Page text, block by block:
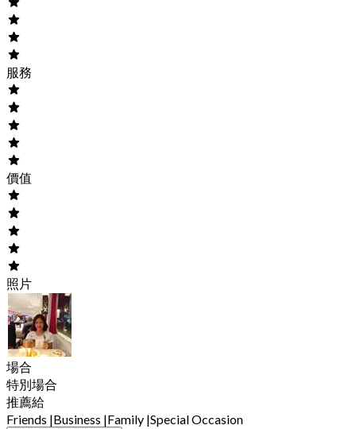
服務
價值
照片
場合
特別場合
推薦給
Friends |Business |Family |Special Occasion